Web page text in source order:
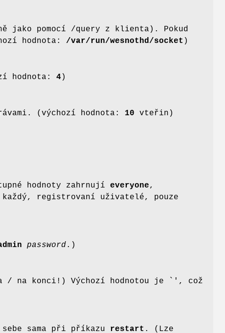
jako pomocí /query z klienta). Pokud
hodnota: /var/run/wesnothd/socket )
hodnota: 4)
(výchozí hodnota: 10 vteřin)
hodnoty zahrnují everyone,
registrovaní uživatelé, pouze
password.)
/ na konci!) Výchozí hodnotou je `', což
sama při příkazu restart . (Lze